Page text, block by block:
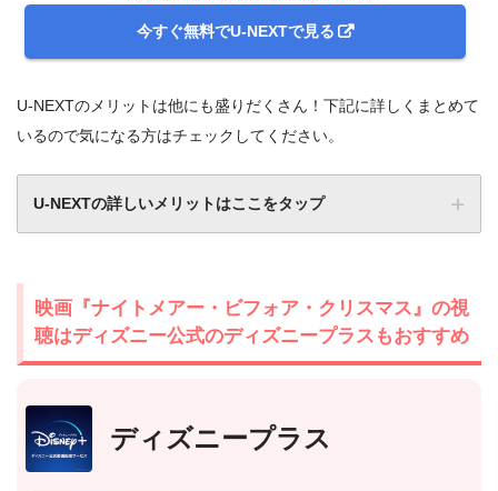
今すぐ無料でU-NEXTで見る
U-NEXTのメリットは他にも盛りだくさん！下記に詳しくまとめて
いるので気になる方はチェックしてください。
U-NEXTの詳しいメリットはここをタップ
映画『ナイトメアー・ビフォア・クリスマス』の視
聴はディズニー公式のディズニープラスもおすすめ
ディズニープラス